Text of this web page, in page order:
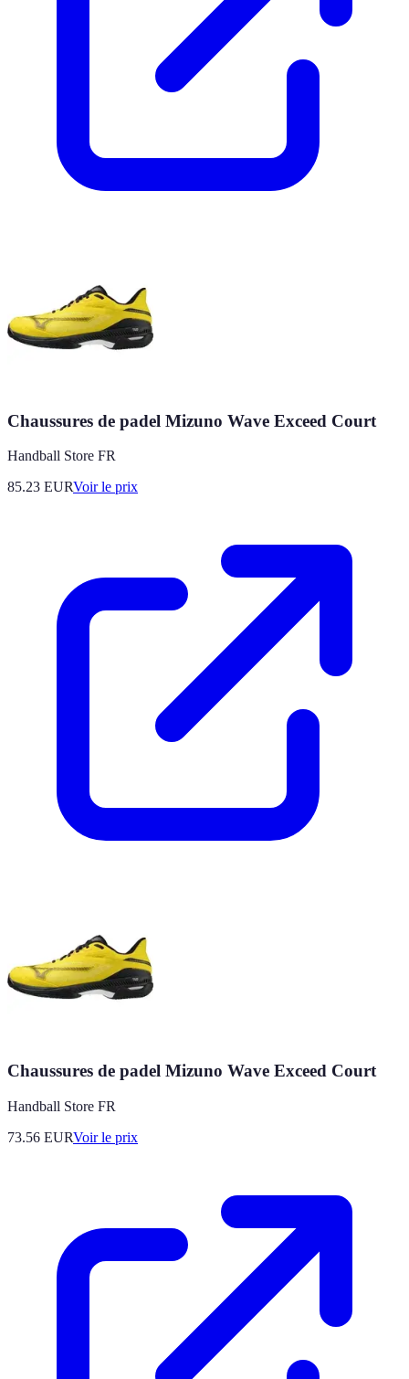
Chaussures de padel Mizuno Wave Exceed Court
Handball Store FR
85.23 EURVoir le prix
Chaussures de padel Mizuno Wave Exceed Court
Handball Store FR
73.56 EURVoir le prix